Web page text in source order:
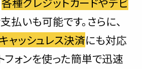
払いも可能です。さらに、
キャッシュレス決済にも対応
フォンを使った簡単で迅速